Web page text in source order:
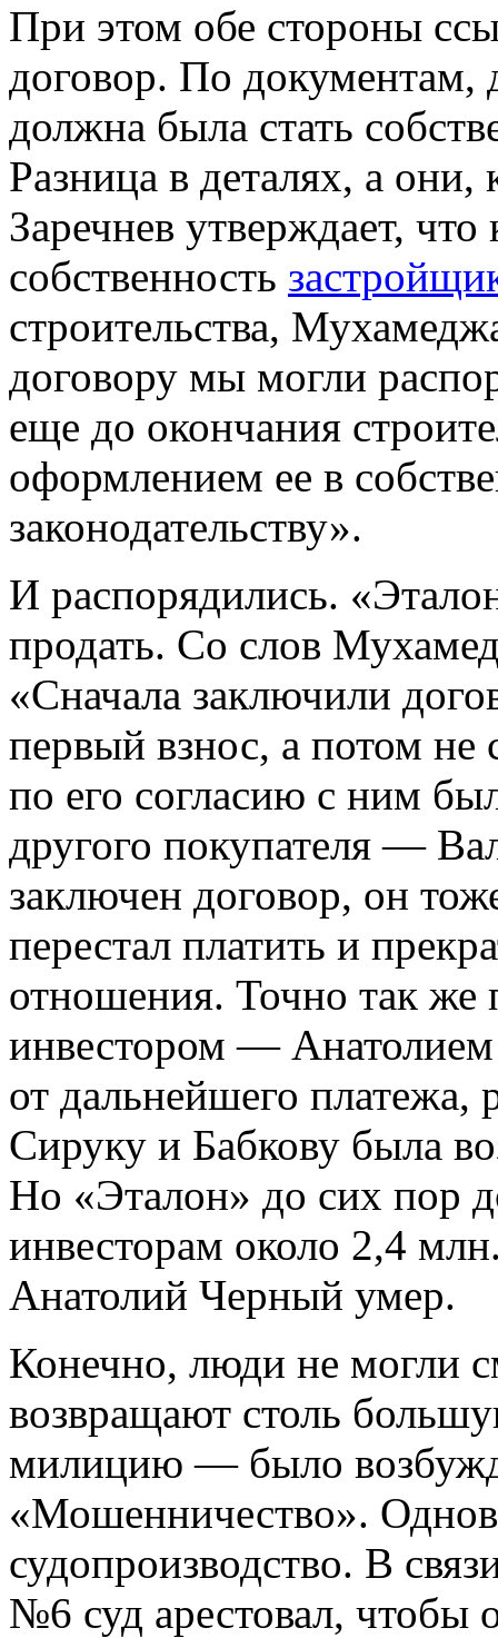
При этом обе стороны
договор. По документам,
должна была стать
Разница в деталях, а они,
Заречнев утверждает,
собственность
строительства,
договору мы могли
еще до окончания
оформлением ее в
законодательству».
И распорядились.
продать. Со слов
«Сначала заключили
первый взнос, а потом не
по его согласию с ним
другого покупателя —
заключен договор, он
перестал платить и
отношения. Точно так
инвестором —
от дальнейшего платежа,
Сируку и Бабкову была
Но «Эталон» до сих пор
инвесторам около 2,4
Анатолий Черный умер.
Конечно, люди не могли
возвращают столь
милицию — было
«Мошенничество».
судопроизводство. В
№6 суд арестовал, чтобы